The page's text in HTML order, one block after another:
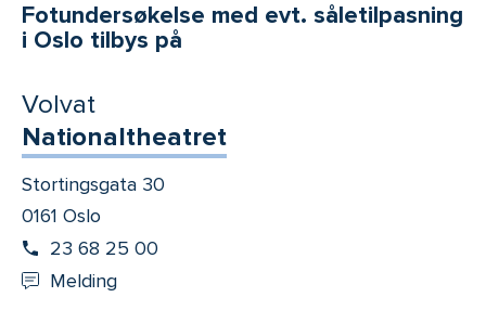
Fotundersøkelse med evt. såletilpasning
i Oslo tilbys på
Volvat
Nationaltheatret
Stortingsgata 30
0161 Oslo
23 68 25 00
Melding